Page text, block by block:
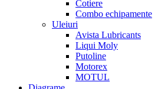
Cotiere
Combo echipamente
Uleiuri
Avista Lubricants
Liqui Moly
Putoline
Motorex
MOTUL